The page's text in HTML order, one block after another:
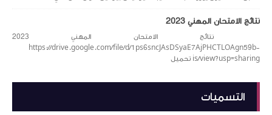
نتائج الامتحان المهني 2023
نتائج الامتحان المهني 2023
https://drive.google.com/file/d/1ps6sncJAsDSyaE7AjPHCTLOAgn59b-
is/view?usp=sharing تحميل
التسميات